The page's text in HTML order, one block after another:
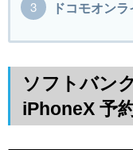
ドコモオン
ソフトバン
iPhoneX 予